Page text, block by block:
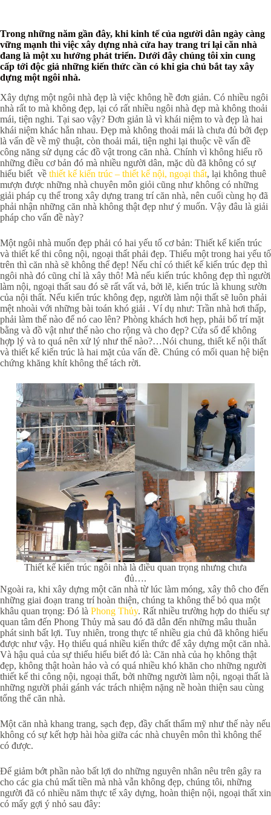
Trong những năm gần đây, khi kinh tế của người dân ngày càng
vững mạnh thì việc xây dựng nhà cửa hay trang trí lại căn nhà
đang là một xu hướng phát triển. Dưới đây chúng tôi xin cung
cấp tới độc giả những kiến thức cần có khi gia chủ bắt tay xây
dựng một ngôi nhà.
Xây dựng một ngôi nhà đẹp là việc không hề đơn giản. Có nhiều ngôi
nhà rất to mà không đẹp, lại có rất nhiều ngôi nhà đẹp mà không thoải
mái, tiện nghi. Tại sao vậy? Đơn giản là vì khái niệm to và đẹp là hai
khái niệm khác hẳn nhau. Đẹp mà không thoải mái là chưa đủ bởi đẹp
là vấn đề về mỹ thuật, còn thoải mái, tiện nghi lại thuộc về vấn đề
công năng sử dụng các đồ vật trong căn nhà. Chính vì không hiểu rõ
những điều cơ bản đó mà nhiều người dân, mặc dù đã không có sự
hiểu biết về thiết kế kiến trúc – thiết kế nội, ngoại thất, lại không thuê
mượn được những nhà chuyên môn giỏi cũng như không có những
giải pháp cụ thể trong xây dựng trang trí căn nhà, nên cuối cùng họ đã
phải nhận những căn nhà không thật đẹp như ý muốn. Vậy đâu là giải
pháp cho vấn đề này?
Một ngôi nhà muốn đẹp phải có hai yếu tố cơ bản: Thiết kế kiến trúc
và thiết kế thi công nội, ngoại thất phải đẹp. Thiếu một trong hai yếu tố
trên thì căn nhà sẽ không thể đẹp! Nếu chỉ có thiết kế kiến trúc đẹp thì
ngôi nhà đó cũng chỉ là xây thô! Mà nếu kiến trúc không đẹp thì người
làm nội, ngoại thất sau đó sẽ rất vất vả, bởi lẽ, kiến trúc là khung sườn
của nội thất. Nếu kiến trúc không đẹp, người làm nội thất sẽ luôn phải
mệt nhoài với những bài toán khó giải . Ví dụ như: Trần nhà hơi thấp,
phải làm thế nào để nó cao lên? Phòng khách hơi hẹp, phải bố trí mặt
bằng và đồ vật như thế nào cho rộng và cho đẹp? Cửa sổ để không
hợp lý và to quá nên xử lý như thế nào?…Nói chung, thiết kế nội thất
và thiết kế kiến trúc là hai mặt của vấn đề. Chúng có mối quan hệ biện
chứng khăng khít không thể tách rời.
Thiết kế kiến trúc ngôi nhà là điều quan trọng nhưng chưa
đủ….
Ngoài ra, khi xây dựng một căn nhà từ lúc làm móng, xây thô cho đến
những giai đoạn trang trí hoàn thiện, chúng ta không thể bỏ qua một
khâu quan trọng: Đó là Phong Thủy. Rất nhiều trường hợp do thiếu sự
quan tâm đến Phong Thủy mà sau đó đã dẫn đến những mâu thuẫn
phát sinh bất lợi. Tuy nhiên, trong thực tế nhiều gia chủ đã không hiểu
được như vậy. Họ thiếu quá nhiều kiến thức để xây dựng một căn nhà.
Và hậu quả của sự thiếu hiểu biết đó là: Căn nhà của họ không thật
đẹp, không thật hoàn hảo và có quá nhiều khó khăn cho những người
thiết kế thi công nội, ngoại thất, bởi những người làm nội, ngoại thất là
những người phải gánh vác trách nhiệm nặng nề hoàn thiện sau cùng
tổng thể căn nhà.
Một căn nhà khang trang, sạch đẹp, đầy chất thẩm mỹ như thế này nếu
không có sự kết hợp hài hòa giữa các nhà chuyên môn thì không thể
có được.
Để giảm bớt phần nào bất lợi do những nguyên nhân nêu trên gây ra
cho các gia chủ mất tiền mà nhà vẫn không đẹp, chúng tôi, những
người đã có nhiều năm thực tế xây dựng, hoàn thiện nội, ngoại thất xin
có mấy gợi ý nhỏ sau đây: